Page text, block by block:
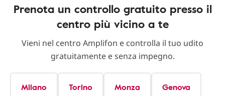
Prenota un controllo gratuito presso il
centro più vicino a te
Vieni nel centro Amplifon e controlla il tuo udito
gratuitamente e senza impegno.
Milano Torino Monza Genova